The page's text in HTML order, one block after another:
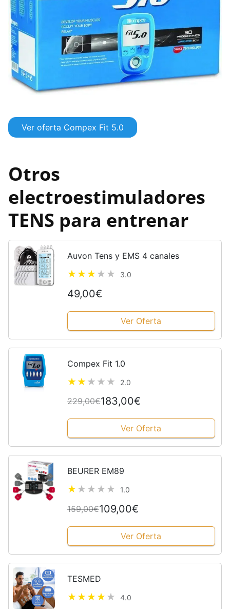
Ver oferta Compex Fit 5.0
Otros
electroestimuladores
TENS para entrenar
Auvon Tens y EMS 4 canales
3.0
49,00€
Ver Oferta
Compex Fit 1.0
2.0
229,00€183,00€
Ver Oferta
BEURER EM89
1.0
159,00€109,00€
Ver Oferta
TESMED
4.0